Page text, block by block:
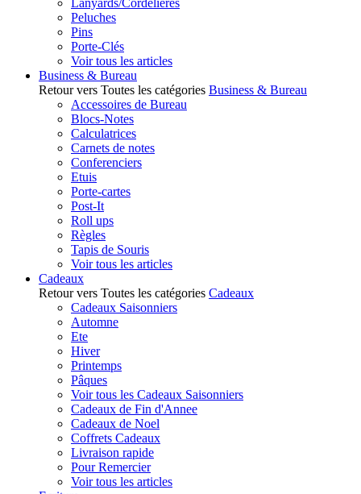
Lanyards/Cordelières
Peluches
Pins
Porte-Clés
Voir tous les articles
Business & Bureau
Retour vers Toutes les catégories Business & Bureau
Accessoires de Bureau
Blocs-Notes
Calculatrices
Carnets de notes
Conferenciers
Etuis
Porte-cartes
Post-It
Roll ups
Règles
Tapis de Souris
Voir tous les articles
Cadeaux
Retour vers Toutes les catégories Cadeaux
Cadeaux Saisonniers
Automne
Ete
Hiver
Printemps
Pâques
Voir tous les Cadeaux Saisonniers
Cadeaux de Fin d'Annee
Cadeaux de Noel
Coffrets Cadeaux
Livraison rapide
Pour Remercier
Voir tous les articles